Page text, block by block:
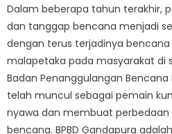
Dalam beberapa tahun terakhir,
dan tanggap bencana menjadi
dengan terus terjadinya
malapetaka pada masyarakat di
Badan Penanggulangan Bencana
telah muncul sebagai pemain
nyawa dan membuat
bencana. BPBD Gandapura